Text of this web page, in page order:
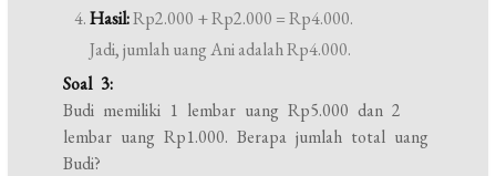
Hasil:Rp2.000 + Rp2.000 = Rp4.000.
Jadi, jumlah uang Ani adalah Rp4.000.
Soal 3:
Budi memiliki 1 lembar uang Rp5.000 dan 2
lembar uang Rp1.000. Berapa jumlah total uang
Budi?